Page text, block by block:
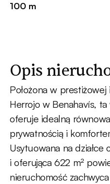
100 m
Opis
Położona w
Herrojo w Benahavís,
oferuje idealną
prywatnością i
Usytuowana na działce
i oferująca 622 m²
nieruchomość